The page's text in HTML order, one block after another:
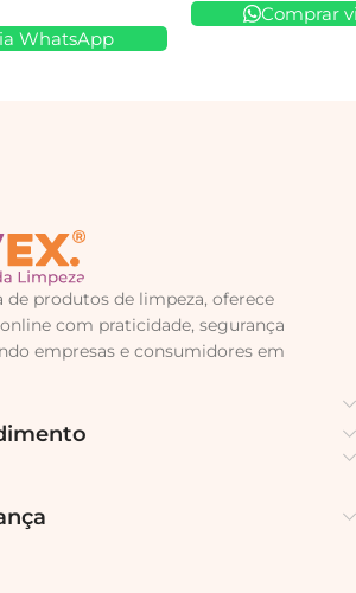
WhatsApp
Comprar
de produtos de limpeza, oferece
com praticidade, segurança
empresas e consumidores em